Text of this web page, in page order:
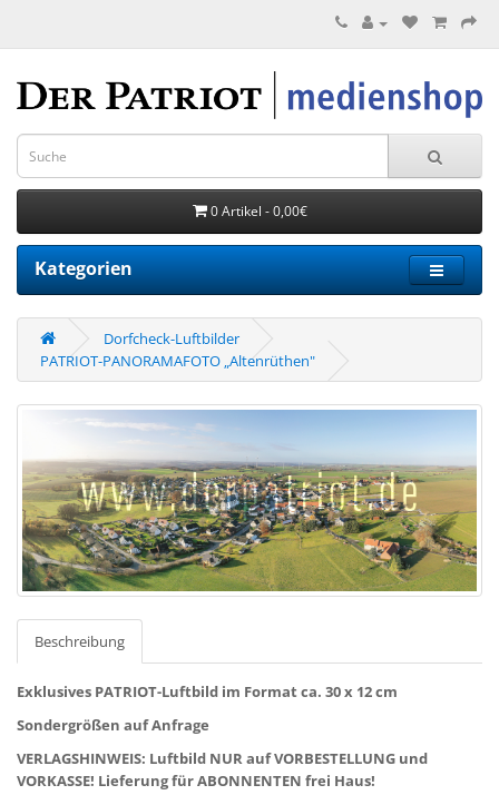
0 Artikel - 0,00€
Kategorien
Dorfcheck-Luftbilder
PATRIOT-PANORAMAFOTO „Altenrüthen"
Beschreibung
Exklusives PATRIOT-Luftbild im Format ca. 30 x 12 cm
Sondergrößen auf Anfrage
VERLAGSHINWEIS: Luftbild NUR auf VORBESTELLUNG und
VORKASSE! Lieferung für ABONNENTEN frei Haus!